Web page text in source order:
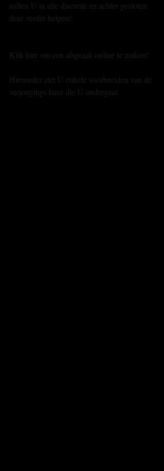
zullen U in alle discretie en achter gesloten
deur verder helpen!
Klik hier om een afspraak online te maken!
Hieronder ziet U enkele voorbeelden van de
verjongings kuur die U ondergaat.